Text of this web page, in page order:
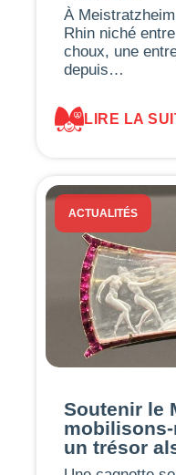
À
Rhin niché
choux, une
depuis…
LIRE LA
ACTUALITÉS
Soutenir le
un trésor